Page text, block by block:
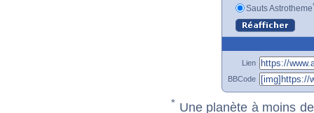
Sauts Astrotheme
Lien
BBCode
* Une planète à moins